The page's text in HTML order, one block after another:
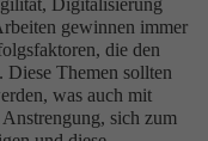
Digitalisierung
gewinnen immer
die den
Themen sollten
was auch mit
sich zum